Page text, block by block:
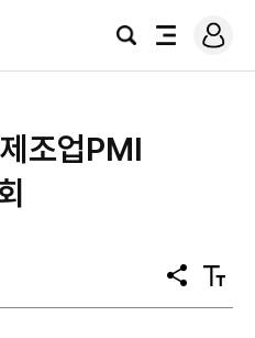
검
전
로
그
조업PMI
공
유
텍
스